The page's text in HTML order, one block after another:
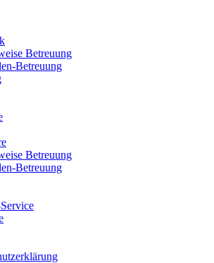
Betreuung
Betreuung
Betreuung
Betreuung